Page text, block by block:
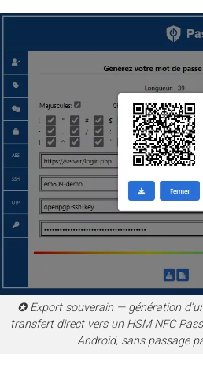
✪ Export souverain — génération
transfert direct vers un HSM NFC
Android, sans passage